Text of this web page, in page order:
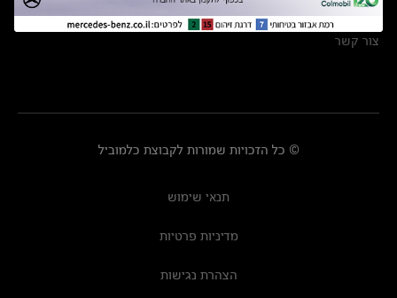
מרכזי שירות
צור קשר
© כל הזכויות שמורות לקבוצת כלמוביל
תנאי שימוש
מדיניות פרטיות
הצהרת נגישות